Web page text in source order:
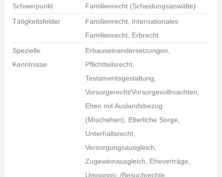
Schwerpunkt
Familienrecht (Scheidungsanwälte)
Tätigkeitsfelder
Familienrecht, Internationales
Familienrecht, Erbrecht
Spezielle
Kenntnisse
Erbauseinandersetzungen,
Pflichtteilsrecht,
Testamentsgestaltung,
Vorsorgerecht/Vorsorgevollmachten,
Ehen mit Auslandsbezug
(Mischehen), Elterliche Sorge,
Unterhaltsrecht,
Versorgungsausgleich,
Zugewinnausgleich, Eheverträge,
Umgangs- /Besuchrechte,